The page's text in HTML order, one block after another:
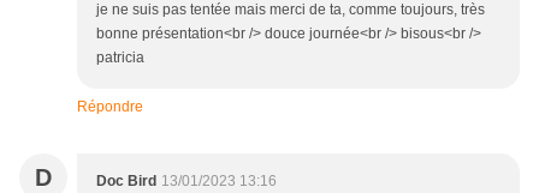
je ne suis pas tentée mais merci de ta, comme toujours, très
bonne présentation<br /> douce journée<br /> bisous<br />
patricia
Répondre
D Doc Bird 13/01/2023 13:16